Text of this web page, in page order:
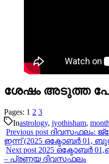
ശേഷം അടുത്ത
Pages: 1 2 3
Inastrology, jyothisham,
Previous post ദിവസഫലം:
ഇന്ന്‌ (2025 ഒക്ടോബർ 01,
Next post 2025 ഒക്ടോബർ
– പ്രണയ ദിവസഫലം